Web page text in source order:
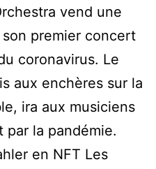
vend une
premier concert
coronavirus. Le
aux enchères sur la
ira aux musiciens
la pandémie.
en NFT Les